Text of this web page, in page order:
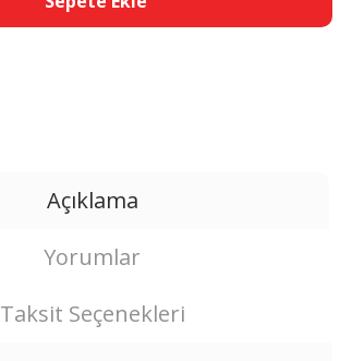
Açıklama
Yorumlar
Taksit Seçenekleri